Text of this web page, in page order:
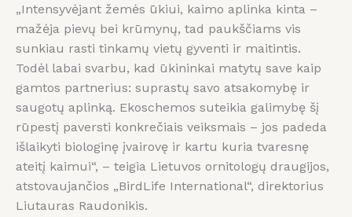
„Intensyvėjant žemės ūkiui, kaimo aplinka kinta –
mažėja pievų bei krūmynų, tad paukščiams vis
sunkiau rasti tinkamų vietų gyventi ir maitintis.
Todėl labai svarbu, kad ūkininkai matytų save kaip
gamtos partnerius: suprastų savo atsakomybę ir
saugotų aplinką. Ekoschemos suteikia galimybę šį
rūpestį paversti konkrečiais veiksmais – jos padeda
išlaikyti biologinę įvairovę ir kartu kuria tvaresnę
ateitį kaimui“, – teigia Lietuvos ornitologų draugijos,
atstovaujančios „BirdLife International“, direktorius
Liutauras Raudonikis.